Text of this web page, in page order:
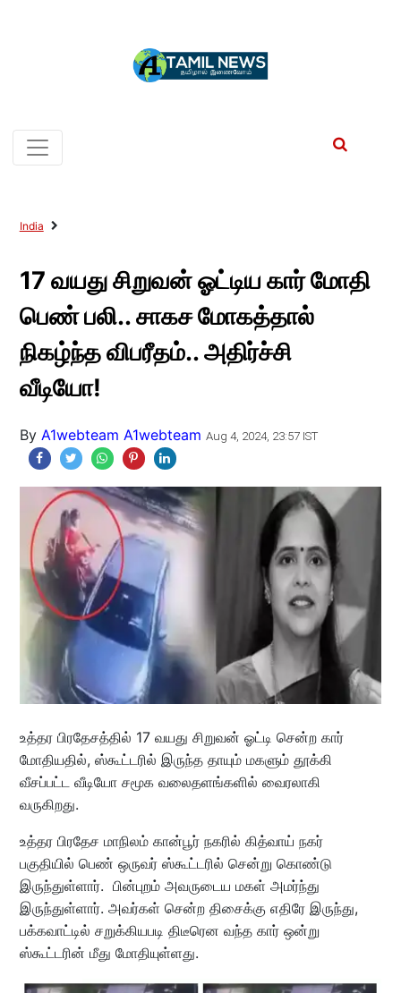
India
17 வயது சிறுவன் ஓட்டிய கார் மோதி
பெண் பலி.. சாகச மோகத்தால்
நிகழ்ந்த விபரீதம்.. அதிர்ச்சி
வீடியோ!
By A1webteam A1webteam Aug 4, 2024, 23:57 IST
உத்தர பிரதேசத்தில் 17 வயது சிறுவன் ஓட்டி சென்ற கார்
மோதியதில், ஸ்கூட்டரில் இருந்த தாயும் மகளும் தூக்கி
வீசப்பட்ட வீடியோ சமூக வலைதளங்களில் வைரலாகி
வருகிறது.
உத்தர பிரதேச மாநிலம் கான்பூர் நகரில் கித்வாய் நகர்
பகுதியில் பெண் ஒருவர் ஸ்கூட்டரில் சென்று கொண்டு
இருந்துள்ளார். பின்புறம் அவருடைய மகள் அமர்ந்து
இருந்துள்ளார். அவர்கள் சென்ற திசைக்கு எதிரே இருந்து,
பக்கவாட்டில் சறுக்கியபடி திடீரென வந்த கார் ஒன்று
ஸ்கூட்டரின் மீது மோதியுள்ளது.